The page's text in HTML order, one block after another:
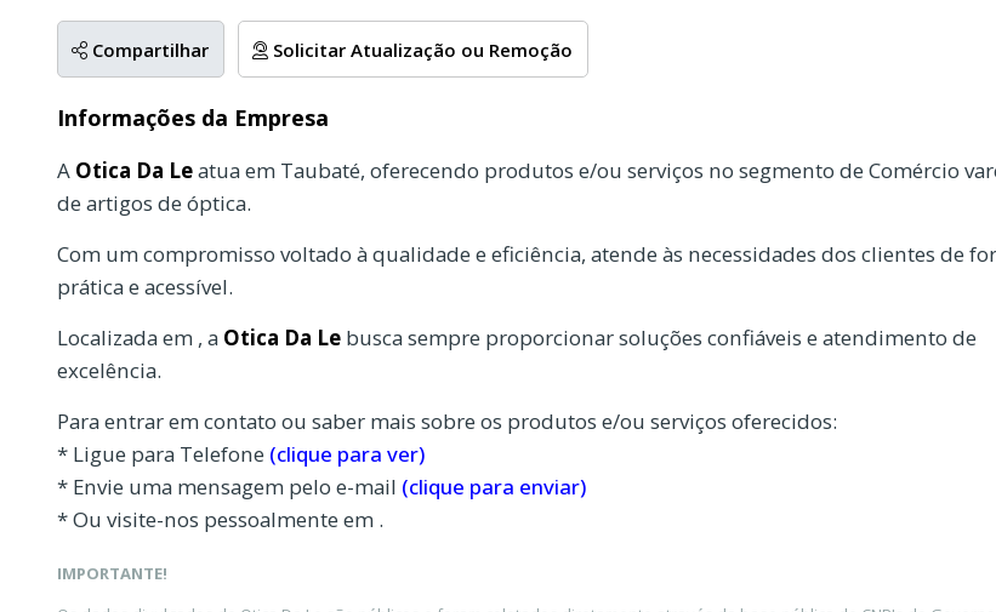
Compartilhar Solicitar Atualização ou Remoção
Informações da Empresa
A Otica Da Leatua em Taubaté, oferecendo produtos e/ou serviços no segmento de Comércio
de artigos de óptica.
Com um compromisso voltado à qualidade e eficiência, atende às necessidades dos clientes de
prática e acessível.
Localizada em , a Otica Da Le busca sempre proporcionar soluções confiáveis e atendimento de
excelência.
Para entrar em contato ou saber mais sobre os produtos e/ou serviços oferecidos:
* Ligue para Telefone (clique para ver)
* Envie uma mensagem pelo e-mail (clique para enviar)
* Ou visite-nos pessoalmente em .
IMPORTANTE!